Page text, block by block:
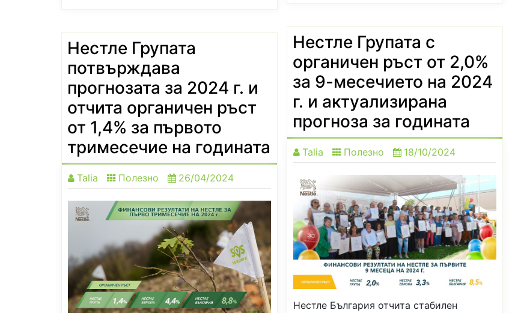
Нестле Групата с
органичен ръст от 2,0%
за 9-месечието на 2024
г. и актуализирана
прогноза за годината
Talia Полезно 18/10/2024
Нестле България отчита стабилен
Нестле Групата
потвърждава
прогнозата за 2024 г. и
отчита органичен ръст
от 1,4% за първото
тримесечие на годината
Talia Полезно 26/04/2024
Редовно хранене на закуска – по дълъг
живот